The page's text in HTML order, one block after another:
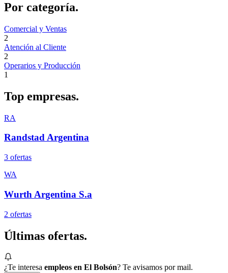
Por categoría.
Comercial y Ventas
2
Atención al Cliente
2
Operarios y Producción
1
Top empresas.
RA
Randstad Argentina
3 ofertas
WA
Wurth Argentina S.a
2 ofertas
Últimas ofertas.
¿Te interesa empleos en El Bolsón? Te avisamos por mail.